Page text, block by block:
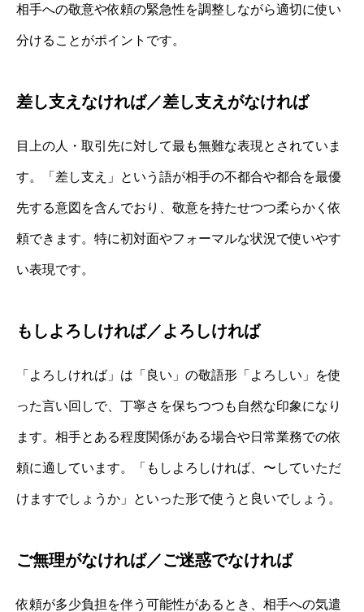
相手への敬意や依頼の緊急性を調整しながら適切に使い
分けることがポイントです。
差し支えなければ／差し支えがなければ
目上の人・取引先に対して最も無難な表現とされていま
す。「差し支え」という語が相手の不都合や都合を最優
先する意図を含んでおり、敬意を持たせつつ柔らかく依
頼できます。特に初対面やフォーマルな状況で使いやす
い表現です。
もしよろしければ／よろしければ
「よろしければ」は「良い」の敬語形「よろしい」を使
った言い回しで、丁寧さを保ちつつも自然な印象になり
ます。相手とある程度関係がある場合や日常業務での依
頼に適しています。「もしよろしければ、〜していただ
けますでしょうか」といった形で使うと良いでしょう。
ご無理がなければ／ご迷惑でなければ
依頼が多少負担を伴う可能性があるとき、相手への気遣